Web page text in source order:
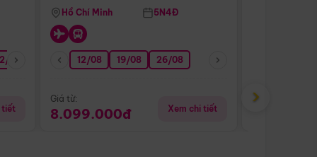
08 26/08 05/09 09/09 12/09
tiết
Động Thiên Đường
Hồ Chí Minh 5N4Đ
12/08 19/08 26/08
Giá từ:
8.099.000đ Xem chi tiết
Giá từ:
›